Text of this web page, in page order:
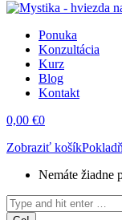
Ponuka
Konzultácia
Kurz
Blog
Kontakt
0,00 €0
Zobraziť košík
Nemáte žiadne
Search: